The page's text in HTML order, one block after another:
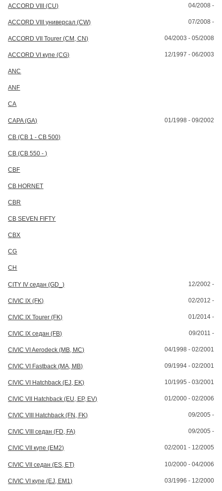
ACCORD VIII (CU) 04/2008 -
ACCORD VIII универсал (CW) 07/2008 -
ACCORD VII Tourer (CM, CN) 04/2003 - 05/2008
ACCORD VI купе (CG) 12/1997 - 06/2003
ANC
ANF
CA
CAPA (GA) 01/1998 - 09/2002
CB (CB 1 - CB 500)
CB (CB 550 - )
CBF
CB HORNET
CBR
CB SEVEN FIFTY
CBX
CG
CH
CITY IV седан (GD_) 12/2002 -
CIVIC IX (FK) 02/2012 -
CIVIC IX Tourer (FK) 01/2014 -
CIVIC IX седан (FB) 09/2011 -
CIVIC VI Aerodeck (MB, MC) 04/1998 - 02/2001
CIVIC VI Fastback (MA, MB) 09/1994 - 02/2001
CIVIC VI Hatchback (EJ, EK) 10/1995 - 03/2001
CIVIC VII Hatchback (EU, EP, EV) 01/2000 - 02/2006
CIVIC VIII Hatchback (FN, FK) 09/2005 -
CIVIC VIII седан (FD, FA) 09/2005 -
CIVIC VII купе (EM2) 02/2001 - 12/2005
CIVIC VII седан (ES, ET) 10/2000 - 04/2006
CIVIC VI купе (EJ, EM1) 03/1996 - 12/2000